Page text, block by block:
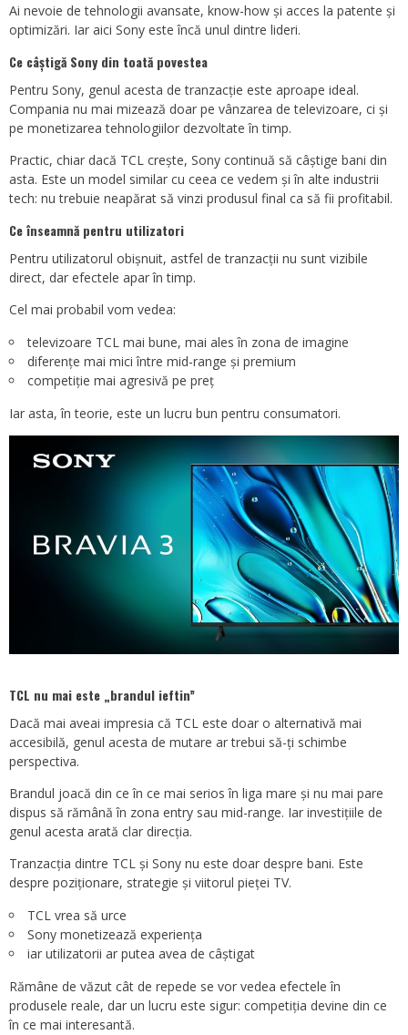
Ai nevoie de tehnologii avansate, know-how și acces la patente și
optimizări. Iar aici Sony este încă unul dintre lideri.
Ce câștigă Sony din toată povestea
Pentru Sony, genul acesta de tranzacție este aproape ideal.
Compania nu mai mizează doar pe vânzarea de televizoare, ci și
pe monetizarea tehnologiilor dezvoltate în timp.
Practic, chiar dacă TCL crește, Sony continuă să câștige bani din
asta. Este un model similar cu ceea ce vedem și în alte industrii
tech: nu trebuie neapărat să vinzi produsul final ca să fii profitabil.
Ce înseamnă pentru utilizatori
Pentru utilizatorul obișnuit, astfel de tranzacții nu sunt vizibile
direct, dar efectele apar în timp.
Cel mai probabil vom vedea:
televizoare TCL mai bune, mai ales în zona de imagine
diferențe mai mici între mid-range și premium
competiție mai agresivă pe preț
Iar asta, în teorie, este un lucru bun pentru consumatori.
TCL nu mai este „brandul ieftin”
Dacă mai aveai impresia că TCL este doar o alternativă mai
accesibilă, genul acesta de mutare ar trebui să-ți schimbe
perspectiva.
Brandul joacă din ce în ce mai serios în liga mare și nu mai pare
dispus să rămână în zona entry sau mid-range. Iar investițiile de
genul acesta arată clar direcția.
Tranzacția dintre TCL și Sony nu este doar despre bani. Este
despre poziționare, strategie și viitorul pieței TV.
TCL vrea să urce
Sony monetizează experiența
iar utilizatorii ar putea avea de câștigat
Rămâne de văzut cât de repede se vor vedea efectele în
produsele reale, dar un lucru este sigur: competiția devine din ce
în ce mai interesantă.